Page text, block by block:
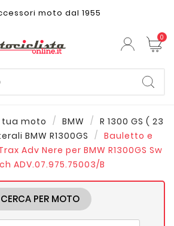
moto dal 1955
0
tua moto BMW
R 1300 GS ( 23
BMW R1300GS
Bauletto e
Adv Nere per BMW R1300GS Sw
ADV.07.975.75003/B
CERCA PER MOTO